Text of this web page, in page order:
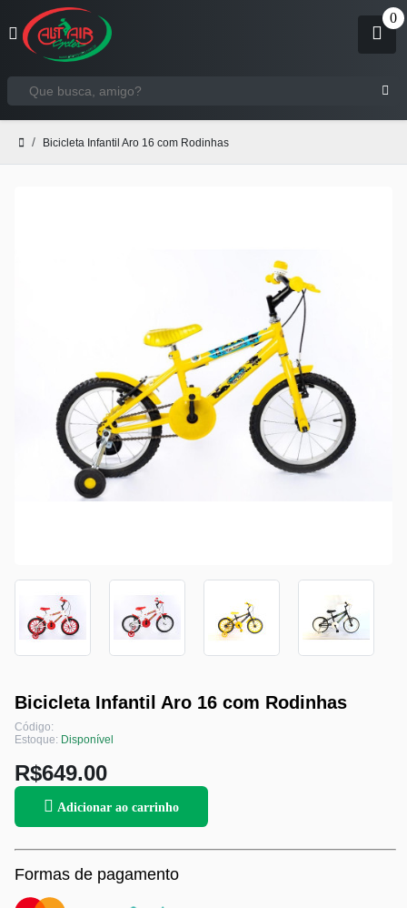
Bicicleta Infantil Aro 16 com Rodinhas
Bicicleta Infantil Aro 16 com Rodinhas
Código:
Estoque: Disponível
R$649.00
Adicionar ao carrinho
Formas de pagamento